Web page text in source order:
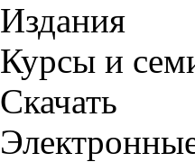
Издания
Курсы и
Скачать